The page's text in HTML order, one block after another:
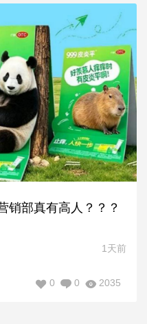
销部真有高人？？？
1天前
2035
0
0